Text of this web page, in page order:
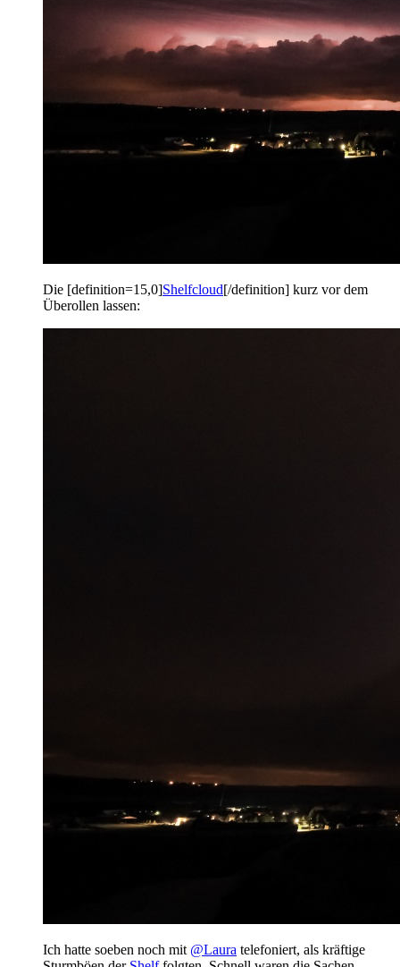
Die [definition=15,0]Shelfcloud[/definition] kurz vor dem
Überollen lassen:
Ich hatte soeben noch mit @Laura telefoniert, als kräftige